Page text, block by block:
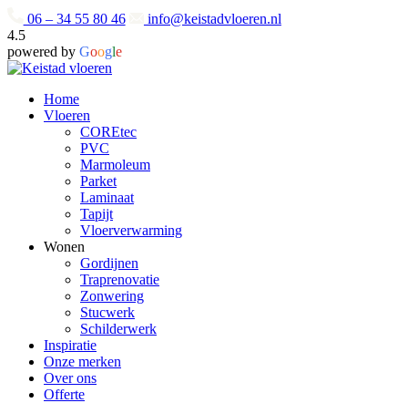
06 – 34 55 80 46
info@keistadvloeren.nl
4.5
powered by Google
Home
Vloeren
COREtec
PVC
Marmoleum
Parket
Laminaat
Tapijt
Vloerverwarming
Wonen
Gordijnen
Traprenovatie
Zonwering
Stucwerk
Schilderwerk
Inspiratie
Onze merken
Over ons
Offerte